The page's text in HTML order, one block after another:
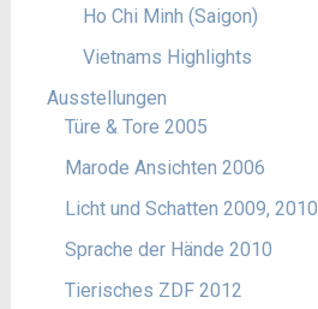
Ho Chi Minh (Saigon)
Vietnams Highlights
Ausstellungen
Türe & Tore 2005
Marode Ansichten 2006
Licht und Schatten 2009, 2010
Sprache der Hände 2010
Tierisches ZDF 2012